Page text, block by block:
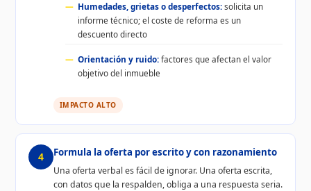
Humedades, grietas o desperfectos:solicita un
informe técnico; el coste de reforma es un
descuento directo
Orientación y ruido:factores que afectan el valor
objetivo del inmueble
IMPACTO ALTO
4 Formula la oferta por escrito y con razonamiento
Una oferta verbal es fácil de ignorar. Una oferta escrita,
con datos que la respalden, obliga a una respuesta seria.